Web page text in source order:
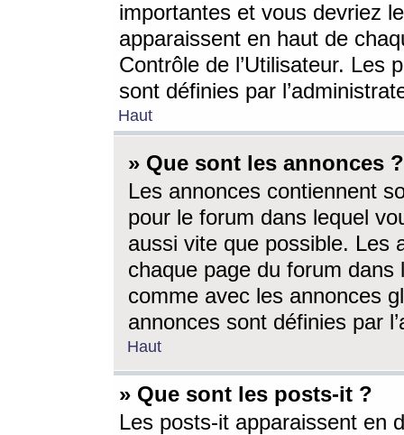
importantes et vous devriez
apparaissent en haut de
Contrôle de l’Utilisateur. Les
sont définies par
Haut
» Que sont les annonces ?
Les annonces contiennent
pour le forum dans lequel
aussi vite que possible. Les
chaque page du forum dans
comme avec les annonces
annonces sont définies par
Haut
» Que sont les posts-it ?
Les posts-it apparaissent en